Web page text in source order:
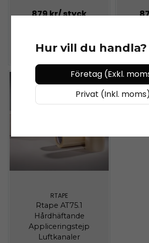
879 kr/ styck
LÄGG I VARUKORGEN LÄGG
RTAPE
Rtape AT75.1
Hårdhäftande
Appliceringstejp
Luftkanaler
Hur vill du handla?
Företag (Exkl.
Privat (Inkl.